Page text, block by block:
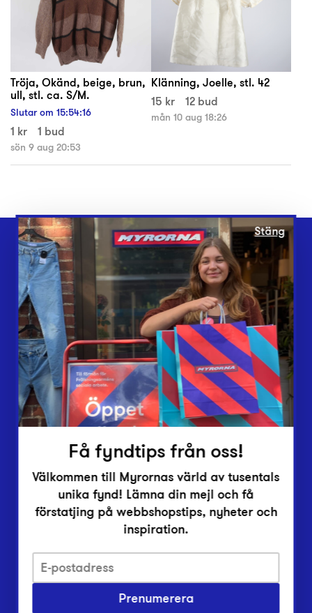
Tröja, Okänd, beige, brun,
ull, stl. ca. S/M.
Slutar om 15:54:16
1 kr 1 bud
sön 9 aug 20:53
Klänning, Joelle, stl. 42
15 kr
12 bud
mån 10 aug 18:26
Webbshop
Butiker
Lämna in
Vårt överskott
Inlämningsplatser
Om Myrorna
Lediga jobb
Pressrum
Integritetsskyddspolicy
Har du frågor om onlineköp, leverans eller retur?
Stäng
Få fyndtips från oss!
Välkommen till Myrornas värld av tusentals
unika fynd! Lämna din mejl och få
förstatjing på webbshopstips, nyheter och
inspiration.
Prenumerera